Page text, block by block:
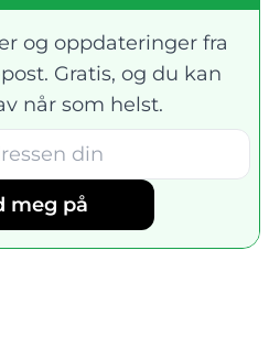
og oppdateringer fra
Gratis, og du kan
når som helst.
meg på